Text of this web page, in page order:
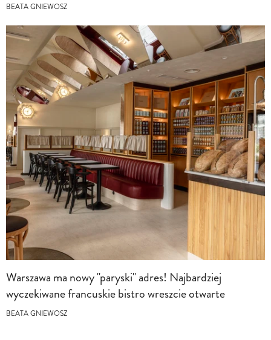
BEATA GNIEWOSZ
Warszawa ma nowy "paryski" adres! Najbardziej
wyczekiwane francuskie bistro wreszcie otwarte
BEATA GNIEWOSZ